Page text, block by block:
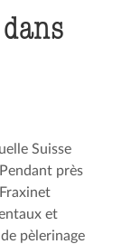
Suisse
près
et
pèlerinage